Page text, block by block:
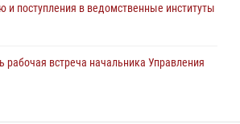
и поступления в ведомственные институты
рабочая встреча начальника Управления